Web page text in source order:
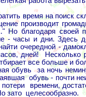
время на поиск
производит
Но благодаря
- часы и дни. Здесь
очередной -
дней! Несколько
все больше и
обувь за ночь
обувь - почти
времени,
зато целесообразно.